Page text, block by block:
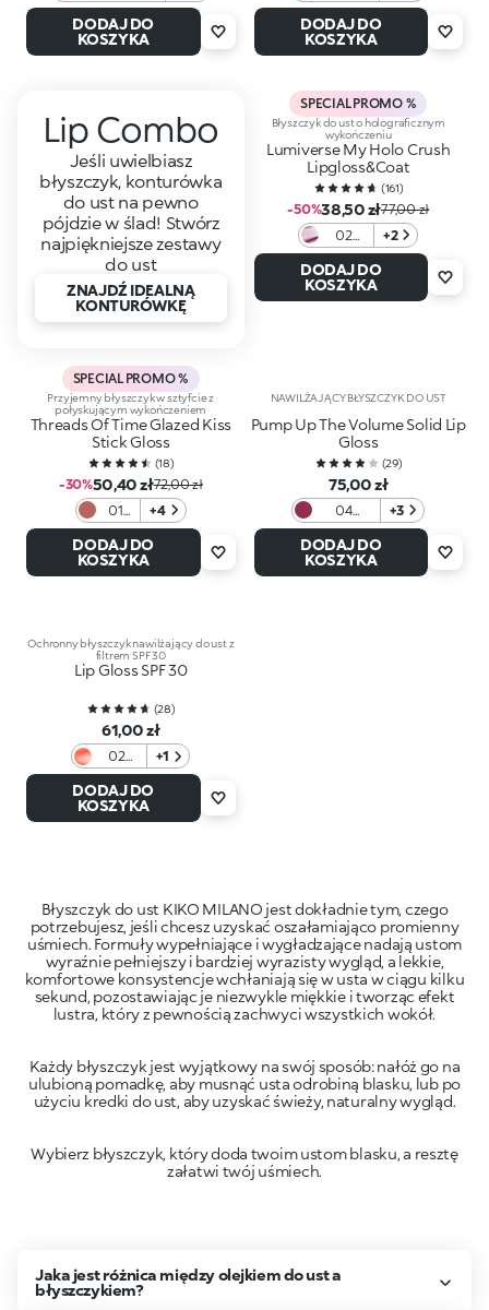
Cocoaquake
DODAJ DO
KOSZYKA
Crimson
Veil
DODAJ DO
KOSZYKA
Lip Combo
Jeśli uwielbiasz
błyszczyk, konturówka
do ust na pewno
pójdzie w ślad! Stwórz
najpiękniejsze zestawy
do ust
ZNAJDŹ IDEALNĄ
KONTURÓWKĘ
SPECIAL PROMO %
Błyszczyk do ust o holograficznym
wykończeniu
Lumiverse My Holo Crush
Lipgloss&Coat
(161)
-50%38,50 zł77,00 zł
02
Splash
of
Violet
+2
DODAJ DO
KOSZYKA
SPECIAL PROMO %
Przyjemny błyszczyk w sztyfcie z
połyskującym wykończeniem
Threads Of Time Glazed Kiss
Stick Gloss
(18)
-30%50,40 zł72,00 zł
01
Drip
Rose
+4
DODAJ DO
KOSZYKA
NAWILŻAJĄCY BŁYSZCZYK DO UST
Pump Up The Volume Solid Lip
Gloss
(29)
75,00 zł
04
Mauve
Bouquet
+3
DODAJ DO
KOSZYKA
Ochronny błyszczyk nawilżający do ust z
filtrem SPF 30
Lip Gloss SPF 30
(28)
61,00 zł
02
Berry
Barrier
+1
DODAJ DO
KOSZYKA
Błyszczyk do ust KIKO MILANO jest dokładnie tym, czego
potrzebujesz, jeśli chcesz uzyskać oszałamiająco promienny
uśmiech. Formuły wypełniające i wygładzające nadają ustom
wyraźnie pełniejszy i bardziej wyrazisty wygląd, a lekkie,
komfortowe konsystencje wchłaniają się w usta w ciągu kilku
sekund, pozostawiając je niezwykle miękkie i tworząc efekt
Każdy błyszczyk jest wyjątkowy na swój sposób: nałóż go na
ulubioną pomadkę, aby musnąć usta odrobiną blasku, lub po
Wybierz błyszczyk, który doda twoim ustom blasku, a resztę
załatwi twój uśmiech.
Jaka jest różnica między olejkiem do ust a
błyszczykiem?